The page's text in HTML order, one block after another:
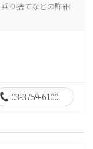
り捨てなどの詳細
03-3759-6100